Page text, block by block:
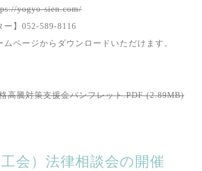
yogyo-sien.com/
ー】052-589-8116
ページからダウンロードいただけます。
高騰対策支援金パンフレット.PDF (2.89MB)
工会）法律相談会の開催